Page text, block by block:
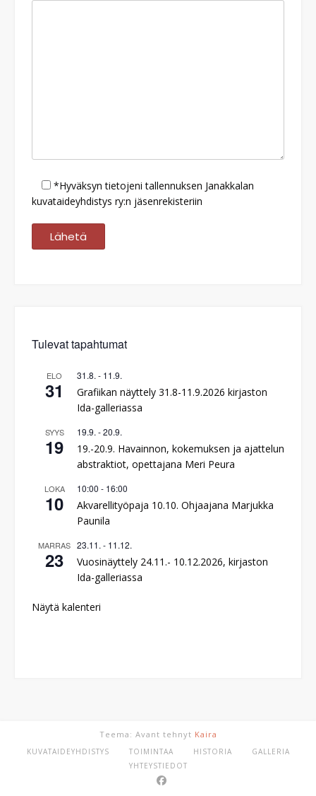
*Hyväksyn tietojeni tallennuksen Janakkalan
kuvataideyhdistys ry:n jäsenrekisteriin
Tulevat tapahtumat
ELO
31
31.8. - 11.9.
Grafiikan näyttely 31.8-11.9.2026 kirjaston
Ida-galleriassa
SYYS
19
19.9. -20.9.
19.-20.9. Havainnon, kokemuksen ja ajattelun
abstraktiot, opettajana Meri Peura
LOKA
10
10:00 - 16:00
Akvarellityöpaja 10.10. Ohjaajana Marjukka
Paunila
MARRAS
23
23.11. - 11.12.
Vuosinäyttely 24.11.- 10.12.2026, kirjaston
Ida-galleriassa
Näytä kalenteri
Teema: Avant tehnyt Kaira
KUVATAIDEYHDISTYS TOIMINTAA HISTORIA
GALLERIA
YHTEYSTIEDOT